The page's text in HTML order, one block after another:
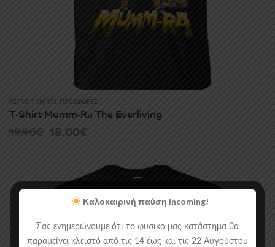
RETRO T-SHIRTS, ΠΡΟΣΦΟΡΈΣ
T-Shirt Mumm-Ra The Everliving
19.90€ Original
19.90€.
18.00€
is:
18.00€.
Καλοκαιρινή παύση incoming!
Σας ενημερώνουμε ότι το φυσικό μας κατάστημα θα
παραμείνει κλειστό από τις 14 έως και τις 22 Αυγούστου